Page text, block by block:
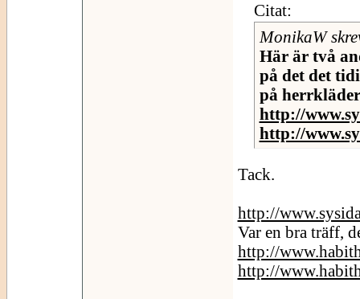
Citat:
MonikaW
Här är två
på det det
på herrkläder
http://
http://
Tack.
http://
Var en bra träff,
http://
http://